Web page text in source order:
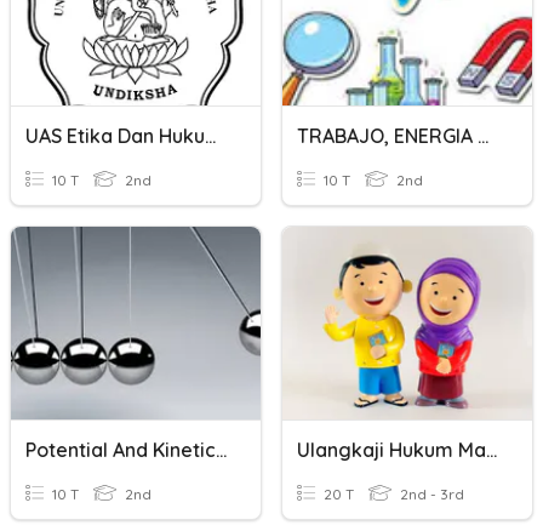
UAS Etika Dan Hukum Kesehatan
10 T 2nd
TRABAJO, ENERGIA Y POTENCIA
10 T 2nd
Potential And Kinetic Energy 2
10 T 2nd
Ulangkaji Hukum Mad Asli, Nun Dan Mim Syaddah
20 T 2nd - 3rd